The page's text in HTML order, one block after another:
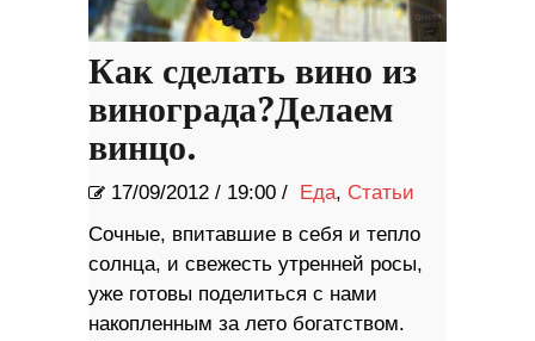
Как сделать вино из
винограда?Делаем
винцо.
17/09/2012 / 19:00 / Еда, Статьи
Сочные, впитавшие в себя и тепло
солнца, и свежесть утренней росы,
уже готовы поделиться с нами
накопленным за лето богатством.